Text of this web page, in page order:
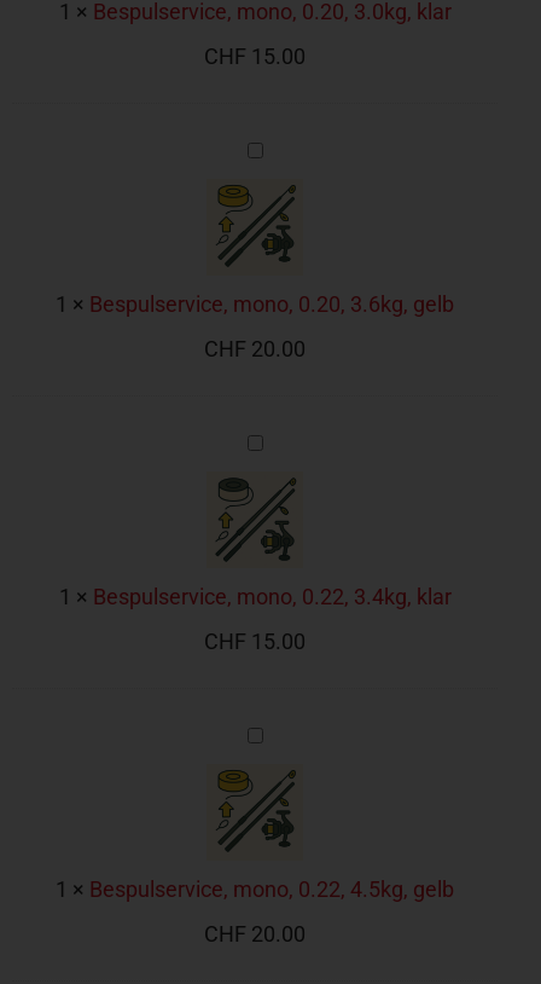
1 × Bespulservice, mono, 0.20, 3.0kg, klar
CHF 15.00
Bespulservice,
mono,
0.20,
3.6kg,
gelb
1 × Bespulservice, mono, 0.20, 3.6kg, gelb
CHF 20.00
Bespulservice,
mono,
0.22,
3.4kg,
klar
1 × Bespulservice, mono, 0.22, 3.4kg, klar
CHF 15.00
Bespulservice,
mono,
0.22,
4.5kg,
gelb
1 × Bespulservice, mono, 0.22, 4.5kg, gelb
CHF 20.00